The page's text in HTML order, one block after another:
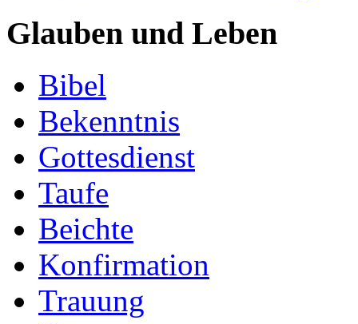
Glauben und Leben
Bibel
Bekenntnis
Gottesdienst
Taufe
Beichte
Konfirmation
Trauung